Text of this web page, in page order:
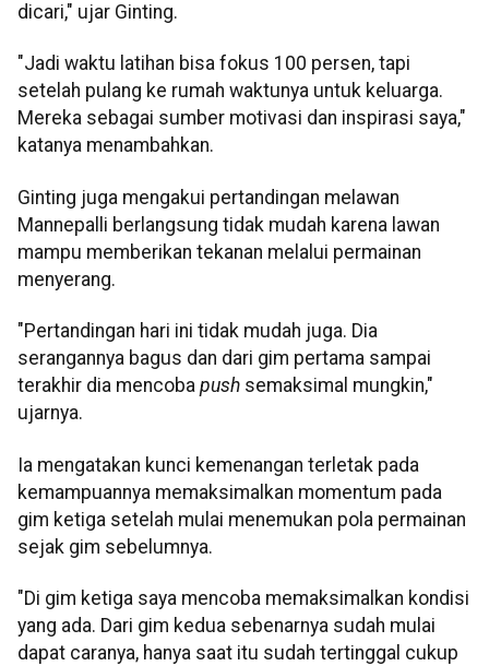
dicari," ujar Ginting.
"Jadi waktu latihan bisa fokus 100 persen, tapi
setelah pulang ke rumah waktunya untuk keluarga.
Mereka sebagai sumber motivasi dan inspirasi saya,"
katanya menambahkan.
Ginting juga mengakui pertandingan melawan
Mannepalli berlangsung tidak mudah karena lawan
mampu memberikan tekanan melalui permainan
menyerang.
"Pertandingan hari ini tidak mudah juga. Dia
serangannya bagus dan dari gim pertama sampai
terakhir dia mencoba push semaksimal mungkin,"
ujarnya.
Ia mengatakan kunci kemenangan terletak pada
kemampuannya memaksimalkan momentum pada
gim ketiga setelah mulai menemukan pola permainan
sejak gim sebelumnya.
"Di gim ketiga saya mencoba memaksimalkan kondisi
yang ada. Dari gim kedua sebenarnya sudah mulai
dapat caranya, hanya saat itu sudah tertinggal cukup